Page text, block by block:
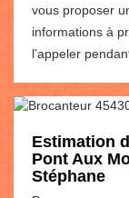
vous proposer
informations à
l’appeler
Estimation
Pont Aux
Stéphane